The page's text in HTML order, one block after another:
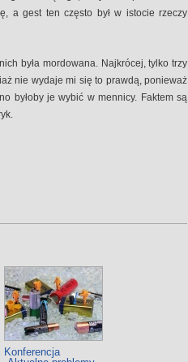
a gest ten często był w istocie rzeczy
była mordowana. Najkrócej, tylko trzy
nie wydaje mi się to prawdą, ponieważ
byłoby je wybić w mennicy. Faktem są
Konferencja